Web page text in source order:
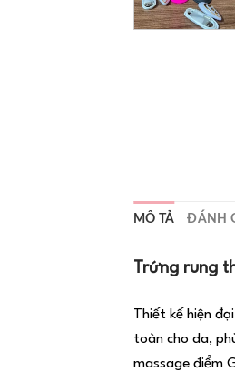
MÔ TẢ ĐÁNH
Trứng rung
Thiết kế hiện
toàn cho da,
massage điểm